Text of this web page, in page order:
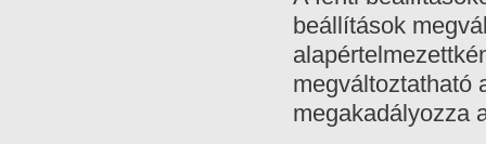
beállítások
megváltoztatható
megakadályozza